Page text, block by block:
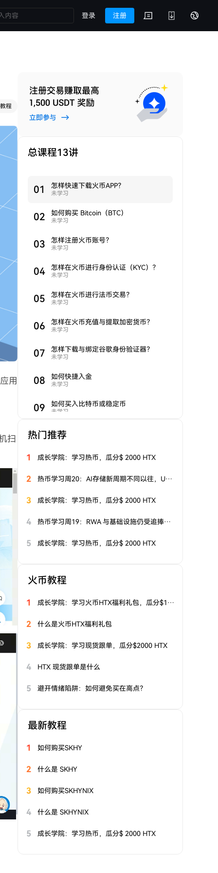
登录 注册
程
用
扫
总课程13讲
01 怎样快速下载火币APP？
未学习
02 如何购买 Bitcoin（BTC）
未学习
03 怎样注册火币账号？
未学习
04 怎样在火币进行身份认证（KYC）？
未学习
05 怎样在火币进行法币交易？
未学习
06 怎样在火币充值与提取加密货币？
未学习
07 怎样下载与绑定谷歌身份验证器？
未学习
08 如何快捷入金
未学习
09 如何买入比特币或稳定币
未学习
10 现货交易攻略
未学习
11 合约交易攻略
13 未学习
热门推荐
1 成长学院：学习热币，瓜分$ 2000 HTX
2 热币学习周20：AI存储新周期不同以往，UNI基本面走强引关注
3 成长学院：学习热币，瓜分$ 2000 HTX
4 热币学习周19：RWA 与基础设施仍受追捧，Pump平台日交易量重回高位
5 成长学院：学习热币，瓜分$ 2000 HTX
火币教程
1 成长学院：学习火币HTX福利礼包，瓜分$1000 HTX
2 什么是火币HTX福利礼包
3 成长学院：学习现货跟单，瓜分$2000 HTX
4 HTX 现货跟单是什么
5 避开情绪陷阱：如何避免买在高点？
最新教程
1 如何购买SKHY
2 什么是 SKHY
3 如何购买SKHYNIX
4 什么是 SKHYNIX
5 成长学院：学习热币，瓜分$ 2000 HTX